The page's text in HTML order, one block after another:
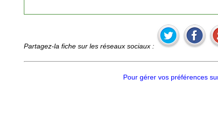
Partagez-la fiche sur les réseaux sociaux :
Pour gérer vos préférences